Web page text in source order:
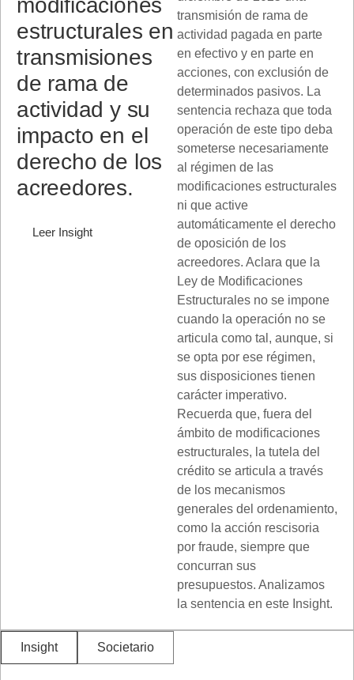
modificaciones
estructurales en
transmisiones
de rama de
actividad y su
impacto en el
derecho de los
acreedores.
Leer Insight
transmisión de rama de
actividad pagada en parte
en efectivo y en parte en
acciones, con exclusión de
determinados pasivos. La
sentencia rechaza que toda
operación de este tipo deba
someterse necesariamente
al régimen de las
modificaciones estructurales
ni que active
automáticamente el derecho
de oposición de los
acreedores. Aclara que la
Ley de Modificaciones
Estructurales no se impone
cuando la operación no se
articula como tal, aunque, si
se opta por ese régimen,
sus disposiciones tienen
carácter imperativo.
Recuerda que, fuera del
ámbito de modificaciones
estructurales, la tutela del
crédito se articula a través
de los mecanismos
generales del ordenamiento,
como la acción rescisoria
por fraude, siempre que
concurran sus
presupuestos. Analizamos
la sentencia en este Insight.
Insight Societario